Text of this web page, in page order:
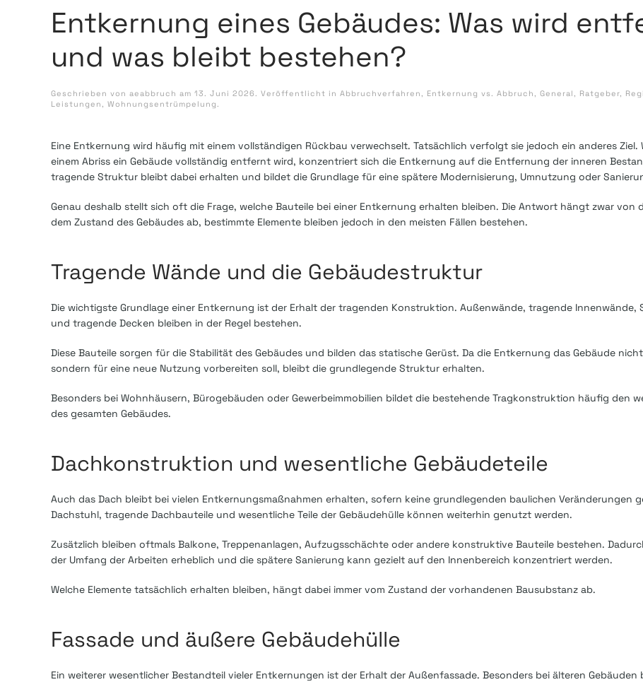
Entkernung eines Gebäudes: Was wird
und was bleibt bestehen?
Geschrieben von aeabbruch am 13. Juni 2026. Veröffentlicht in Abbruchverfahren , Entkernung vs. Abbruch , General , Ratgeber,
Leistungen , Wohnungsentrümpelung.
Eine Entkernung wird häufig mit einem vollständigen Rückbau verwechselt. Tatsächlich verfolgt sie jedoch ein anderes Ziel.
einem Abriss ein Gebäude vollständig entfernt wird, konzentriert sich die Entkernung auf die Entfernung der inneren
tragende Struktur bleibt dabei erhalten und bildet die Grundlage für eine spätere Modernisierung, Umnutzung oder
Genau deshalb stellt sich oft die Frage, welche Bauteile bei einer Entkernung erhalten bleiben. Die Antwort hängt zwar von
dem Zustand des Gebäudes ab, bestimmte Elemente bleiben jedoch in den meisten Fällen bestehen.
Tragende Wände und die Gebäudestruktur
Die wichtigste Grundlage einer Entkernung ist der Erhalt der tragenden Konstruktion. Außenwände, tragende Innenwände,
und tragende Decken bleiben in der Regel bestehen.
Diese Bauteile sorgen für die Stabilität des Gebäudes und bilden das statische Gerüst. Da die Entkernung das Gebäude
sondern für eine neue Nutzung vorbereiten soll, bleibt die grundlegende Struktur erhalten.
Besonders bei Wohnhäusern, Bürogebäuden oder Gewerbeimmobilien bildet die bestehende Tragkonstruktion häufig den
des gesamten Gebäudes.
Dachkonstruktion und wesentliche Gebäudeteile
Auch das Dach bleibt bei vielen Entkernungsmaßnahmen erhalten, sofern keine grundlegenden baulichen Veränderungen
Dachstuhl, tragende Dachbauteile und wesentliche Teile der Gebäudehülle können weiterhin genutzt werden.
Zusätzlich bleiben oftmals Balkone, Treppenanlagen, Aufzugsschächte oder andere konstruktive Bauteile bestehen.
der Umfang der Arbeiten erheblich und die spätere Sanierung kann gezielt auf den Innenbereich konzentriert werden.
Welche Elemente tatsächlich erhalten bleiben, hängt dabei immer vom Zustand der vorhandenen Bausubstanz ab.
Fassade und äußere Gebäudehülle
Ein weiterer wesentlicher Bestandteil vieler Entkernungen ist der Erhalt der Außenfassade. Besonders bei älteren Gebäuden